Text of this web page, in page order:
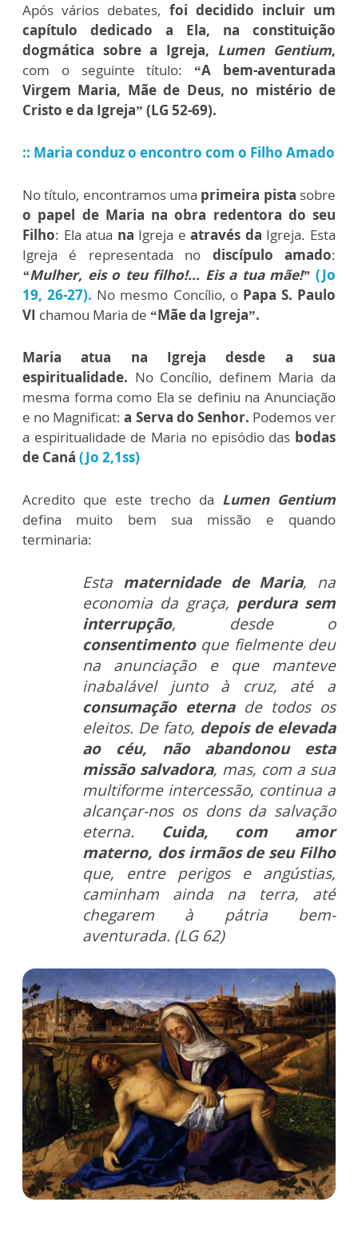
Após vários debates, foi decidido incluir um
capítulo dedicado a Ela, na constituição
dogmática sobre a Igreja, Lumen Gentium,
com o seguinte título:“A bem-aventurada
Virgem Maria, Mãe de Deus, no mistério de
Cristo e da Igreja” (LG 52-69).
:: Maria conduz o encontro com o Filho Amado
No título, encontramos uma primeira pista sobre
o papel de Maria na obra redentora do seu
Filho: Ela atua na Igreja eatravés da Igreja. Esta
Igreja é representada no discípulo amado:
“Mulher, eis o teu filho!... Eis a tua mãe!” (Jo
19, 26-27). No mesmo Concílio, o Papa S. Paulo
VI chamou Maria de “Mãe da Igreja”.
Maria atua na Igreja desde a sua
espiritualidade. No Concílio, definem Maria da
mesma forma como Ela se definiu na Anunciação
e no Magnificat:a Serva do Senhor. Podemos ver
a espiritualidade de Maria no episódio das bodas
de Caná (Jo 2,1ss)
Acredito que este trecho da Lumen Gentium
defina muito bem sua missão e quando
terminaria:
Esta maternidade de Maria, na
economia da graça, perdura sem
interrupção, desde o
consentimentoque fielmente deu
na anunciação e que manteve
inabalável junto à cruz, até a
consumação eternade todos os
eleitos. De fato, depois de elevada
ao céu, não abandonou esta
missão salvadora, mas, com a sua
multiforme intercessão, continua a
alcançar-nos os dons da salvação
eterna. Cuida, com amor
materno, dos irmãos de seu Filho
que, entre perigos e angústias,
caminham ainda na terra, até
chegarem à pátria bem-
aventurada. (LG 62)